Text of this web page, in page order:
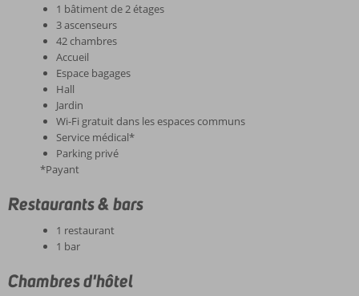
1 bâtiment de 2 étages
3 ascenseurs
42 chambres
Accueil
Espace bagages
Hall
Jardin
Wi-Fi gratuit dans les espaces communs
Service médical*
Parking privé
*Payant
Restaurants & bars
1 restaurant
1 bar
Chambres d'hôtel